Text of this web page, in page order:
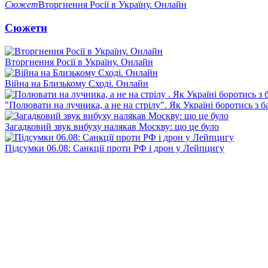
СюжетВторгнення Росії в Україну. Онлайн
Сюжети
Вторгнення Росії в Україну. Онлайн
Війна на Близькому Сході. Онлайн
"Полювати на лучника, а не на стрілу". Як Україні боротись з
Загадковий звук вибуху налякав Москву: що це було
Підсумки 06.08: Санкції проти РФ і дрон у Лейпцигу